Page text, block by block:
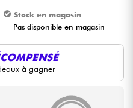
Stock en magasin
Pas disponible en magasin
à gagner